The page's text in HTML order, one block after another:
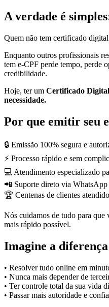
A verdade é
Quem não tem certificado
Enquanto outros profissionais
tem e-CPF perde tempo, perde
credibilidade.
Hoje, ter um Certificado Digital
necessidade.
Por que emitir seu
🔒 Emissão 100% segura e
⚡ Processo rápido e sem
💻 Atendimento especializado
📲 Suporte direto via WhatsApp
🏆 Centenas de clientes
Nós cuidamos de tudo para
mais rápido possível.
Imagine a
• Resolver tudo online em
• Nunca mais depender de
• Ter controle total da sua vida
• Passar mais autoridade e